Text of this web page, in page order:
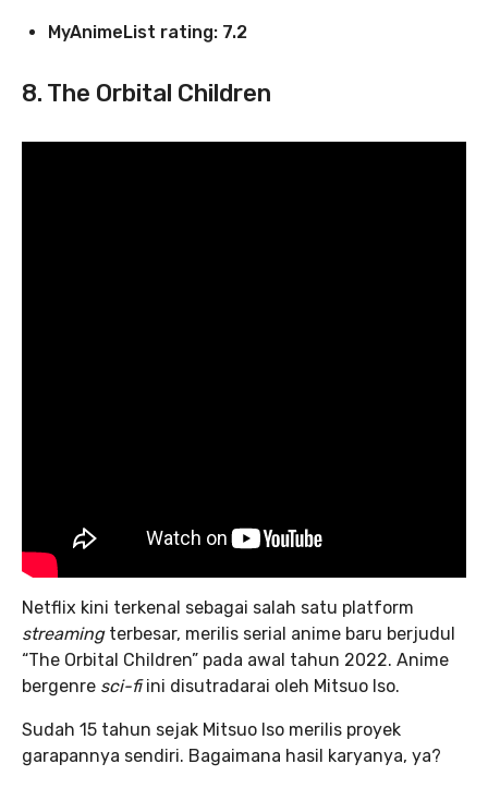
MyAnimeList rating: 7.2
8. The Orbital Children
Netflix kini terkenal sebagai salah satu platform
streaming terbesar, merilis serial anime baru berjudul
“The Orbital Children” pada awal tahun 2022. Anime
bergenre sci-fiini disutradarai oleh Mitsuo Iso.
Sudah 15 tahun sejak Mitsuo Iso merilis proyek
garapannya sendiri. Bagaimana hasil karyanya, ya?